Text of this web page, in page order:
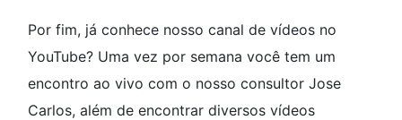
Por fim, já conhece nosso canal de vídeos no
YouTube? Uma vez por semana você tem um
encontro ao vivo com o nosso consultor Jose
Carlos, além de encontrar diversos vídeos